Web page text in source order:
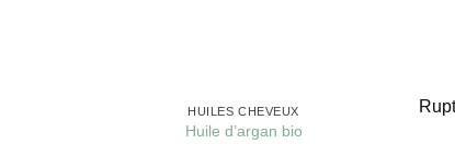
HUILES CHEVEUX
Huile d’argan bio
+